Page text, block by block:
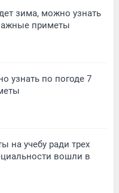
зима, можно узнать
приметы
узнать по погоде 7
на учебу ради трех
вошли в